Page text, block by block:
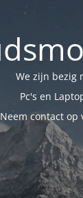
We zijn bezig
Pc's en
Neem contact